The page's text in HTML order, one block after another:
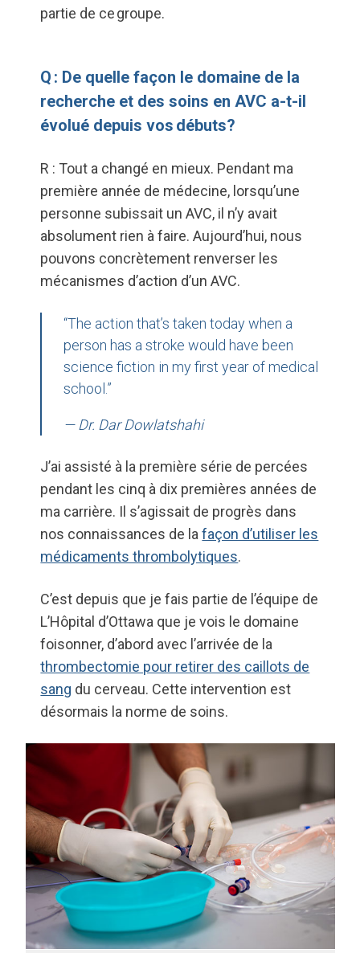
partie de ce groupe.
Q : De quelle façon le domaine de la
recherche et des soins en AVC a-t-il
évolué depuis vos débuts?
R : Tout a changé en mieux. Pendant ma
première année de médecine, lorsqu’une
personne subissait un AVC, il n’y avait
absolument rien à faire. Aujourd’hui, nous
pouvons concrètement renverser les
mécanismes d’action d’un AVC.
“The action that’s taken today when a
person has a stroke would have been
science fiction in my first year of medical
school.”
— Dr. Dar Dowlatshahi
J’ai assisté à la première série de percées
pendant les cinq à dix premières années de
ma carrière. Il s’agissait de progrès dans
nos connaissances de lafaçon d’utiliser les
médicaments thrombolytiques.
C’est depuis que je fais partie de l’équipe de
L’Hôpital d’Ottawa que je vois le domaine
foisonner, d’abord avec l’arrivée de la
thrombectomie pour retirer des caillots de
sang du cerveau. Cette intervention est
désormais la norme de soins.